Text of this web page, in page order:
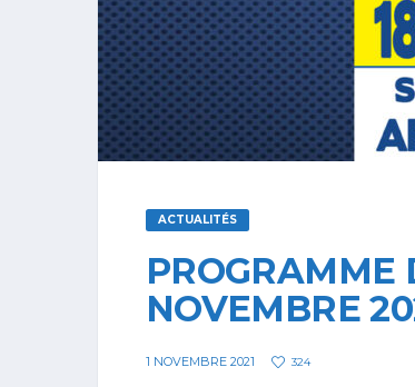
ACTUALITÉS
PROGRAMME
NOVEMBRE
1 NOVEMBRE 2021 324